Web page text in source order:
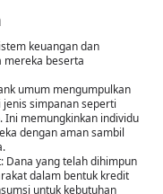
keuangan dan
mereka beserta
umum mengumpulkan
simpanan seperti
Ini memungkinkan individu
dengan aman sambil
Dana yang telah dihimpun
dalam bentuk kredit
untuk kebutuhan